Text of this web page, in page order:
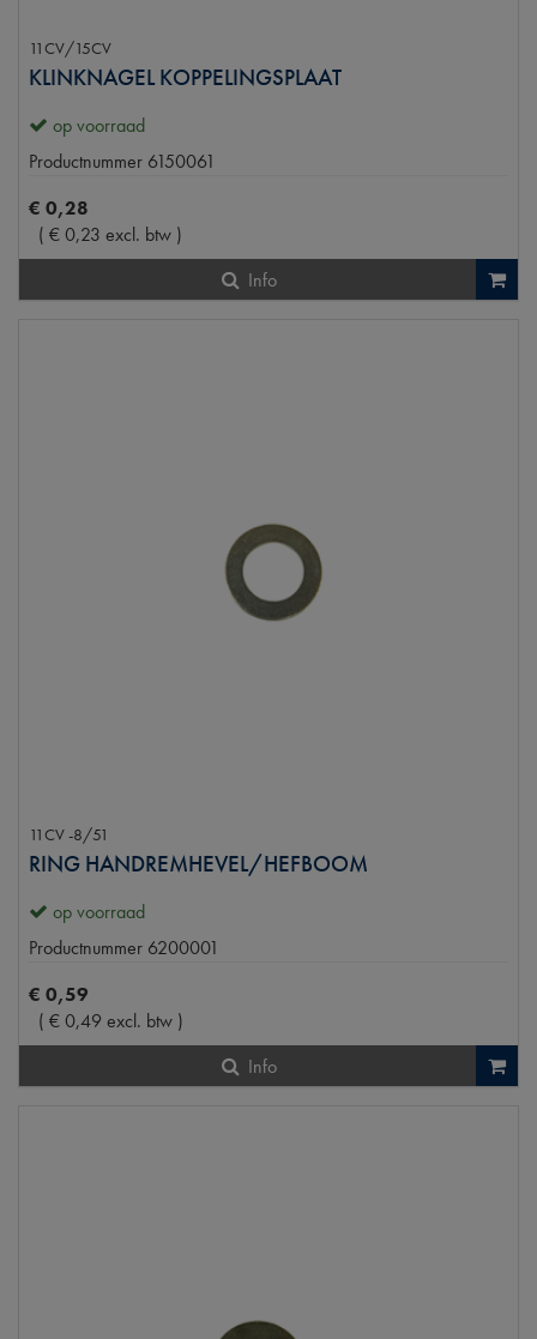
11CV/15CV
KLINKNAGEL KOPPELINGSPLAAT
op voorraad
Productnummer 6150061
€ 0,28
( €0,23 excl. btw )
Info
11CV -8/51
RING HANDREMHEVEL/HEFBOOM
op voorraad
Productnummer 6200001
€ 0,59
( €0,49 excl. btw )
Info